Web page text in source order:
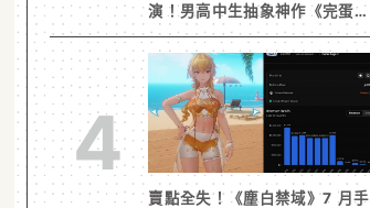
演！男高中生抽象神作《完蛋！
我被男同學包圍了》突然爆紅
4
賣點全失！《塵白禁域》7 月手